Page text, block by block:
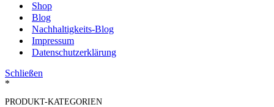
Shop
Blog
Nachhaltigkeits-Blog
Impressum
Datenschutzerklärung
Schließen
*
PRODUKT-KATEGORIEN